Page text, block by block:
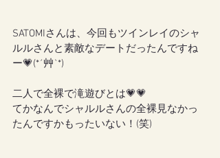
SATOMIさんは、今回もツインレイのシャ
ルルさんと素敵なデートだったんですね
ー💗(*´艸`*)
二人で全裸で滝遊びとは💗💗
てかなんでシャルルさんの全裸見なかっ
たんですかもったいない！(笑)